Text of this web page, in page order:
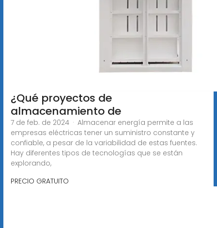
¿Qué proyectos de
almacenamiento de
7 de feb. de 2024 · Almacenar energía permite a las
empresas eléctricas tener un suministro constante y
confiable, a pesar de la variabilidad de estas fuentes.
Hay diferentes tipos de tecnologías que se están
explorando,
PRECIO GRATUITO